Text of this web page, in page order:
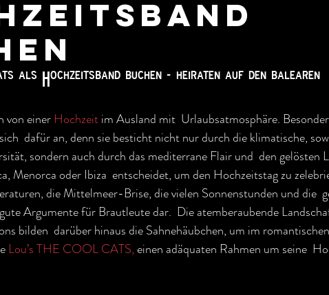
SWING MUSIK im Retro Pop Stil
als Hochzeitsband buchen _ heiraten auf den balearen
von einer Hochzeit im Ausland mit  Urlaubsatmosphäre.
dafür an, denn sie besticht nicht nur durch die klimatische,
sondern auch durch das mediterrane Flair und  den gelösten
Menorca oder Ibiza  entscheidet, um den Hochzeitstag zu
die Mittelmeer-Brise, die vielen Sonnenstunden und die
Argumente für Brautleute dar.  Die atemberaubende
bilden  darüber hinaus die Sahnehäubchen, um im
Lou’s THE COOL CATS, einen adäquaten Rahmen um seine